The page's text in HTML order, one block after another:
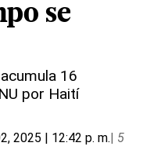
se
16
por Haití
2025 | 12:42 p. m.| 5